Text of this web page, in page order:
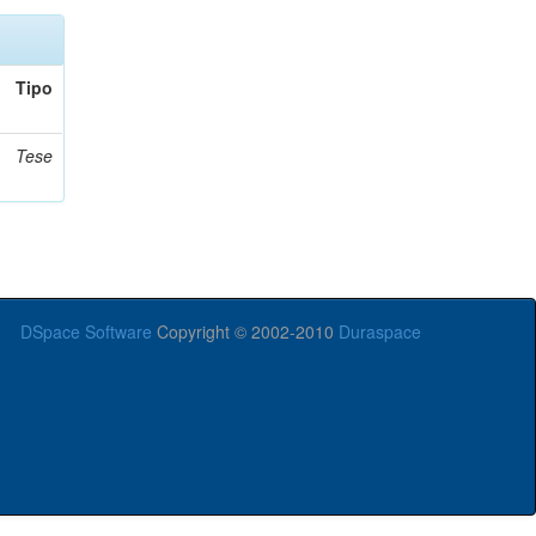
Tipo
Tese
DSpace Software Copyright © 2002-2010 Duraspace